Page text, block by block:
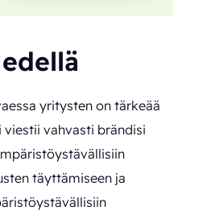
yritysten on tärkeää
vahvasti brändisi
täyttämiseen ja